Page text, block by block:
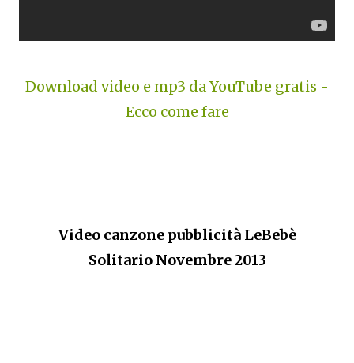
Download video e mp3 da YouTube gratis -
Ecco come fare
Video canzone pubblicità LeBebè
Solitario Novembre 2013